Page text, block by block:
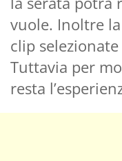
vuole. Inoltre
clip
Tuttavia per
resta